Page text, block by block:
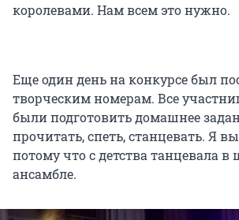
королевами. Нам всем это нужно.
Еще один день на конкурсе был
творческим номерам. Все
были подготовить домашнее
прочитать, спеть, станцевать. Я
потому что с детства танцевала
ансамбле.